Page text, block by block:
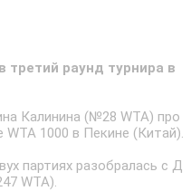
третий раунд турнира в
Калинина (№28 WTA) про
1000 в Пекине (Китай).
партиях разобралась с Д
WTA).